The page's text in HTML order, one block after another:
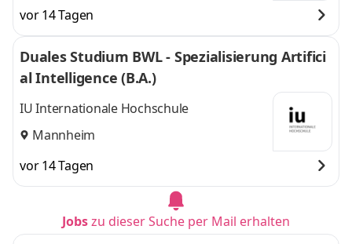
vor 14 Tagen
Duales Studium BWL - Spezialisierung Artifici
al Intelligence (B.A.)
IU Internationale Hochschule
Mannheim
vor 14 Tagen
Jobszu dieser Suche per Mail erhalten